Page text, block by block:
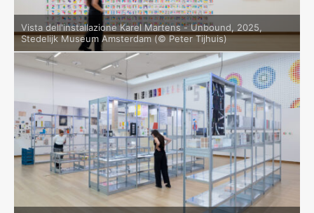
Vista dell'installazione Karel Martens - Unbound, 2025,
Stedelijk Museum Amsterdam (© Peter Tijhuis)